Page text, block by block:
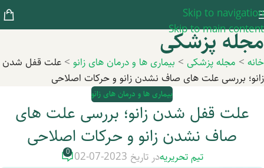
Skip to navigation
Skip to main content
مجله پزشکی
خانه > مجله پزشکی > بیماری ها و درمان های زانو > علت قفل شدن
زانو؛ بررسی علت های صاف نشدن زانو و حرکات اصلاحی
بیماری ها و درمان های زانو
علت قفل شدن زانو؛ بررسی علت های
صاف نشدن زانو و حرکات اصلاحی
تیم تحریریهدر تاریخ 2023-07-02 0